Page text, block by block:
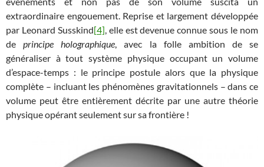
extraordinaire engouement. Reprise et largement développée
par Leonard Susskind[4] , elle est devenue connue sous le nom
deprincipe holographique , avec la folle ambition de se
généraliser à tout système physique occupant un volume
d’espace-temps : le principe postule alors que la physique
complète – incluant les phénomènes gravitationnels – dans ce
volume peut être entièrement décrite par une autre théorie
physique opérant seulement sur sa frontière !